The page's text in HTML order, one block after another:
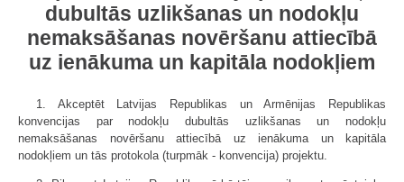
dubultās uzlikšanas un nodokļu
nemaksāšanas novēršanu attiecībā
uz ienākuma un kapitāla nodokļiem
1. Akceptēt Latvijas Republikas un Armēnijas Republikas
konvencijas par nodokļu dubultās uzlikšanas un nodokļu
nemaksāšanas novēršanu attiecībā uz ienākuma un kapitāla
nodokļiem un tās protokola (turpmāk - konvencija) projektu.